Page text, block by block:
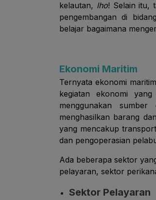
kelautan, lho! Selain itu,
pengembangan di
belajar bagaimana
Ekonomi Maritim
Ternyata ekonomi
kegiatan ekonomi
menggunakan
menghasilkan barang
yang mencakup
dan pengoperasian
Ada beberapa sektor
pelayaran, sektor
Sektor Pelayaran